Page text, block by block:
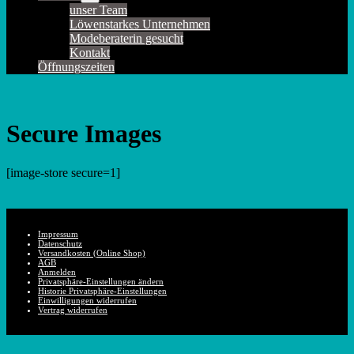
Schalter
unser Team
Löwenstarkes Unternehmen
Modeberaterin gesucht
Kontakt
Öffnungszeiten
Secure Images
[image-store secure=1]
Impressum
Datenschutz
Versandkosten (Online Shop)
AGB
Anmelden
Privatsphäre-Einstellungen ändern
Historie Privatsphäre-Einstellungen
Einwilligungen widerrufen
Vertrag widerrufen